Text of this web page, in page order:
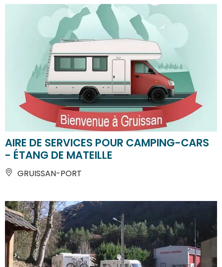
AIRE DE SERVICES POUR CAMPING-CARS
- ÉTANG DE MATEILLE
GRUISSAN-PORT